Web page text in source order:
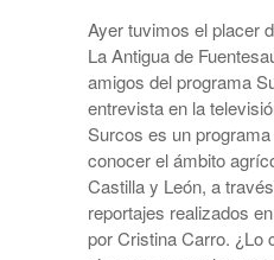
Ayer tuvimos el placer
La Antigua de
amigos del programa
entrevista en la
Surcos es un
conocer el ámbito
Castilla y León, a
reportajes realizados
por Cristina Carro. ¿Lo